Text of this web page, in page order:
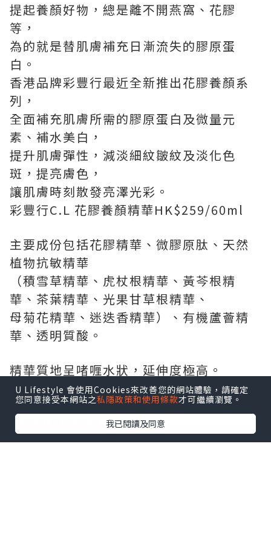
提起養顏好物，總是離不開燕窩、花膠
等，
為的就是替肌膚補充日漸流失的膠原蛋
白。
香港品牌彩豐行最近全新推出花膠養顏系
列，
全面補充肌膚所需的膠原蛋白及微量元
素、補水美白，
提升肌膚彈性，減淡細紋皺紋及淡化色
斑，提亮膚色，
讓肌膚時刻散發亮澤光彩。
彩豐行C.L 花膠養顏精華HK$259/60ml
主要成份包括花膠精華、微膠原肽、天然
植物抗敏精華
（積雪草精華、虎杖根精華、黃芩根精
華、茶葉精華、光果甘草根精華、
母菊花精華、迷迭香精華）、有機蘆薈精
華、透明質酸。
精華質地呈啫喱水狀，延伸度極高。
非常易推，迅速被肌膚吸收。
用後肌膚感覺水潤嫩滑，
即時提升彈性及光澤感。
U Lifestyle 會使用Cookies來改善您的網站體驗，請確定
您同意接受本網站之私隱政策和使用條款才可繼續瀏覽。
我已閱讀及同意